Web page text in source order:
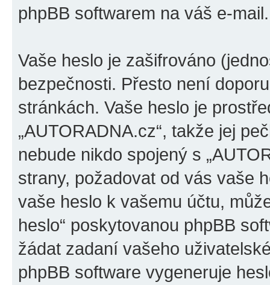
phpBB softwarem na váš e-mail.
Vaše heslo je zašifrováno
bezpečnosti. Přesto není
stránkách. Vaše heslo je
„AUTORADNA.cz“, takže jej
nebude nikdo spojený s
strany, požadovat od vás vaše
vaše heslo k vašemu účtu,
heslo“ poskytovanou phpBB
žádat zadaní vašeho
phpBB software vygeneruje